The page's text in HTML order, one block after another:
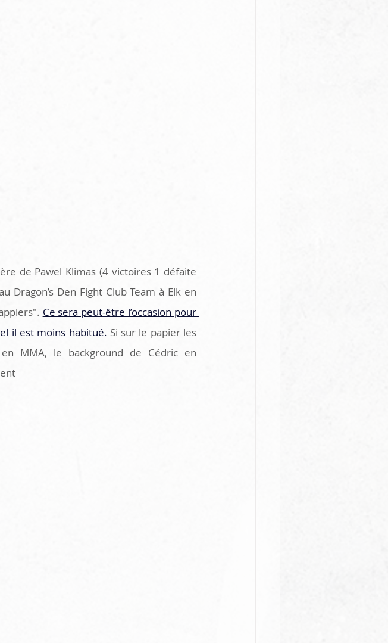
de Pawel Klimas (4 victoires 1 défaite
Den Fight Club Team à Elk en
Ce sera peut-être l’occasion pour
il est moins habitué. Si sur le papier les
MMA, le background de Cédric en